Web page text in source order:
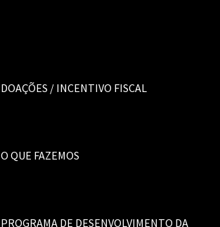
DOAÇÕES / INCENTIVO FISCAL
O QUE FAZEMOS
PROGRAMA DE DESENVOLVIMENTO DA